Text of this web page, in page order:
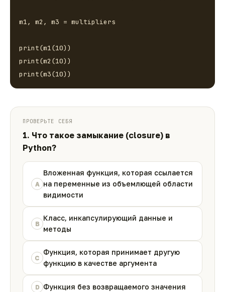
m1, m2, m3 = multipliers
print(m1(10))
print(m2(10))
print(m3(10))
ПРОВЕРЬТЕ СЕБЯ
1. Что такое замыкание (closure) в
Python?
A
Вложенная функция, которая ссылается
на переменные из объемлющей области
видимости
B
Класс, инкапсулирующий данные и
методы
C
Функция, которая принимает другую
функцию в качестве аргумента
D Функция без возвращаемого значения